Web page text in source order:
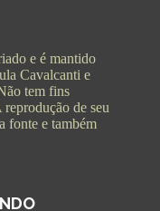
e é mantido
Cavalcanti e
tem fins
de seu
fonte e também